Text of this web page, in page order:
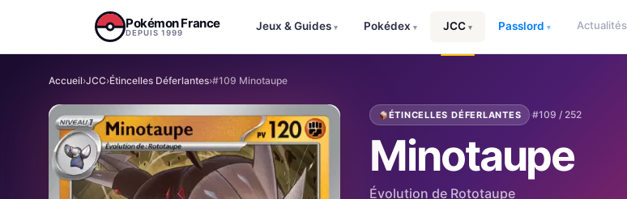
Pokémon France
DEPUIS 1999
Jeux & Guides ▾ Pokédex ▾ JCC ▾ Passlord ▾ Actualités
Accueil›JCC›Étincelles Déferlantes›#109 Minotaupe
ÉTINCELLES DÉFERLANTES ·#109 / 252
Minotaupe
Évolution de Rototaupe